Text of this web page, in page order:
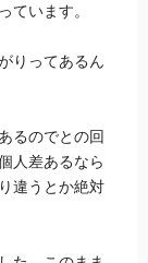
ています。
りってあるん
るのでとの回
人差あるなら
違うとか絶対